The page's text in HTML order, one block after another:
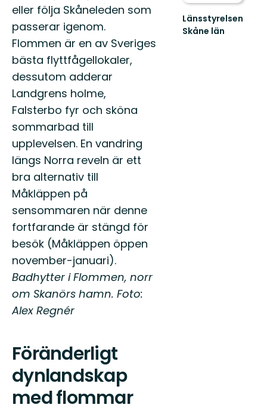
eller följa Skåneleden som
passerar igenom.
Flommen är en av Sveriges
bästa flyttfågellokaler,
dessutom adderar
Landgrens holme,
Falsterbo fyr och sköna
sommarbad till
upplevelsen. En vandring
längs Norra reveln är ett
bra alternativ till
Måkläppen på
sensommaren när denne
fortfarande är stängd för
besök (Måkläppen öppen
november-januari).
Badhytter i Flommen, norr
om Skanörs hamn. Foto:
Alex Regnér
Föränderligt
dynlandskap
med flommar
Länsstyrelsen
Skåne län